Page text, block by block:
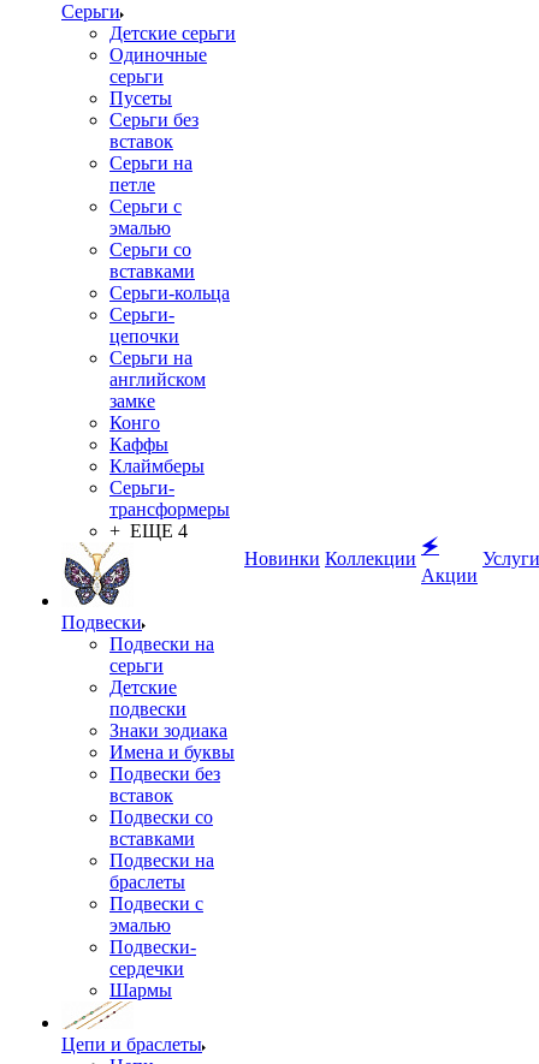
Серьги
Детские серьги
Одиночные
серьги
Пусеты
Серьги без
вставок
Серьги на
петле
Серьги с
эмалью
Серьги со
вставками
Серьги-кольца
Серьги-
цепочки
Серьги на
английском
замке
Конго
Каффы
Клаймберы
Серьги-
трансформеры
+ ЕЩЕ 4
Подвески
Подвески на
серьги
Детские
подвески
Знаки зодиака
Имена и буквы
Подвески без
вставок
Подвески со
вставками
Подвески на
браслеты
Подвески с
эмалью
Подвески-
сердечки
Шармы
Цепи и браслеты
Новинки Коллекции
🗲
Акции
Услуги